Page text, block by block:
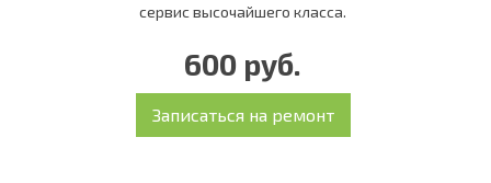
сервис высочайшего класса.
600 руб.